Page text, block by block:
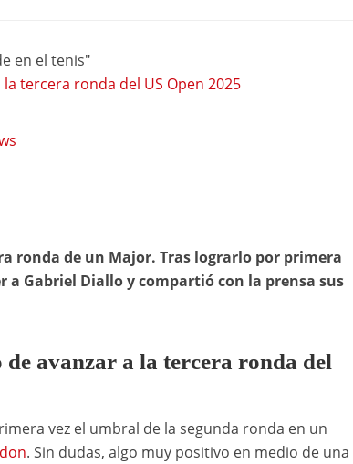
en el tenis"
tercera ronda del US Open 2025
ronda de un Major. Tras lograrlo por primera
a Gabriel Diallo y compartió con la prensa sus
avanzar a la tercera ronda del
vez el umbral de la segunda ronda en un
. Sin dudas, algo muy positivo en medio de una